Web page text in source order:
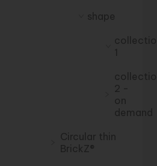
shape
collection
1
collection
2 -
on
demand
Circular thin
BrickZ®